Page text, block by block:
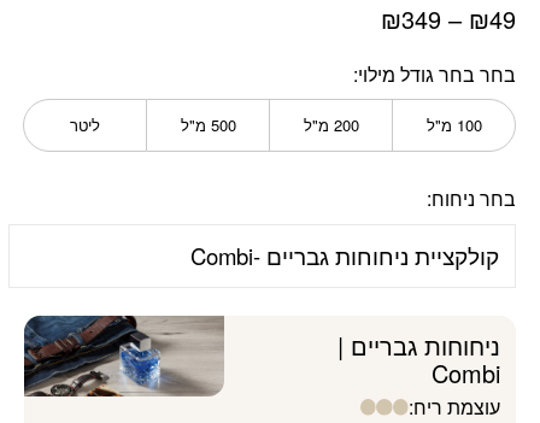
₪49
–
₪349
בחר בחר גודל מילוי
100 מ"ל 200 מ"ל 500 מ"ל ליטר
בחר ניחוח:
ניחוחות גבריים |
Combi
עוצמת ריח: